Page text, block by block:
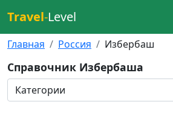
Travel-Level
Главная Россия Избербаш
Справочник Избербаша